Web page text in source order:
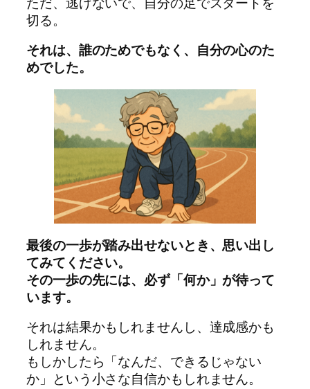
切る。
それは、誰のためでもなく、自分の心のた
めでした。
最後の一歩が踏み出せないとき、思い出し
てみてください。
その一歩の先には、必ず「何か」が待って
います。
それは結果かもしれませんし、達成感かも
しれません。
もしかしたら「なんだ、できるじゃない
か」という小さな自信かもしれません。